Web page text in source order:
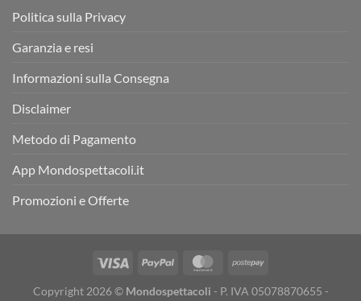
Politica sulla Privacy
Garanzia e resi
Informazioni sulla Consegna
Disclaimer
Metodo di Pagamento
App Mondospettacoli.it
Promozioni e Offerte
Copyright 2026 © Mondospettacoli - P. IVA 05078870655 -